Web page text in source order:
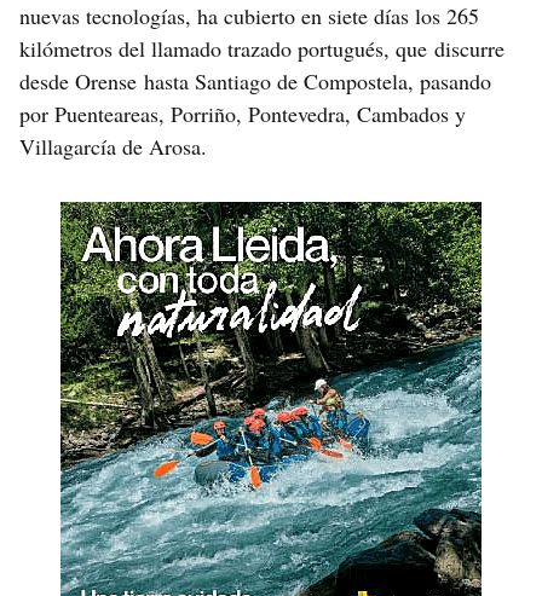
nuevas tecnologías, ha cubierto en siete días los 265
kilómetros del llamado trazado portugués, que discurre
desde Orense hasta Santiago de Compostela, pasando
por Puenteareas, Porriño, Pontevedra, Cambados y
Villagarcía de Arosa.